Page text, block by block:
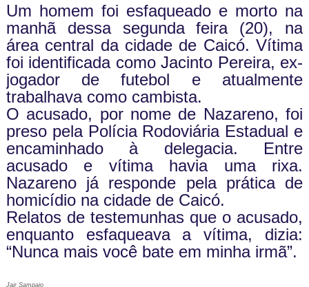
Um homem foi esfaqueado e morto na
manhã dessa segunda feira (20), na
área central da cidade de Caicó. Vítima
foi identificada como Jacinto Pereira, ex-
jogador de futebol e atualmente
trabalhava como cambista.
O acusado, por nome de Nazareno, foi
preso pela Polícia Rodoviária Estadual e
encaminhado à delegacia. Entre
acusado e vítima havia uma rixa.
Nazareno já responde pela prática de
homicídio na cidade de Caicó.
Relatos de testemunhas que o acusado,
enquanto esfaqueava a vítima, dizia:
“Nunca mais você bate em minha irmã”.
Jair Sampaio